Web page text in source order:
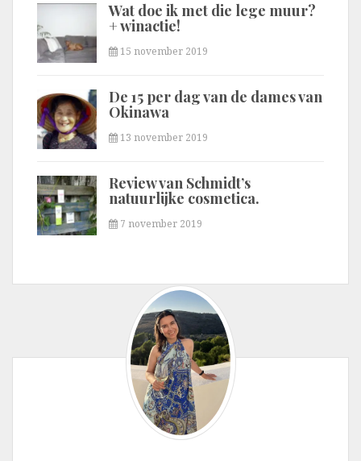
Wat doe ik met die lege muur?
+ winactie!
15 november 2019
De 15 per dag van de dames van
Okinawa
13 november 2019
Review van Schmidt’s
natuurlijke cosmetica.
7 november 2019